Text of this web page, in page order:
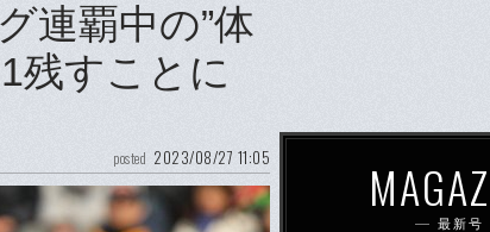
連覇中の”体
残すことに
posted 2023/08/27 11:05
最新号